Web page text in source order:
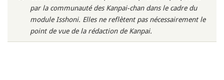
par la communauté des Kanpai-chan dans le cadre du
module Isshoni. Elles ne reflètent pas nécessairement le
point de vue de la rédaction de Kanpai.